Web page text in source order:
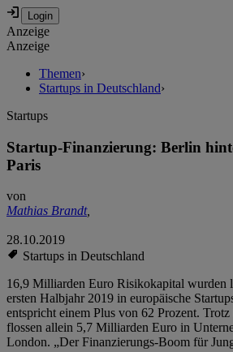
Anzeige
Anzeige
Themen›
Startups in Deutschland›
Startups
Startup-Finanzierung: Berlin
Paris
von
Mathias Brandt,
28.10.2019
Startups in Deutschland
16,9 Milliarden Euro Risikokapital wurden
ersten Halbjahr 2019 in europäische
entspricht einem Plus von 62 Prozent. Trotz
flossen allein 5,7 Milliarden Euro in
London. „Der Finanzierungs-Boom für